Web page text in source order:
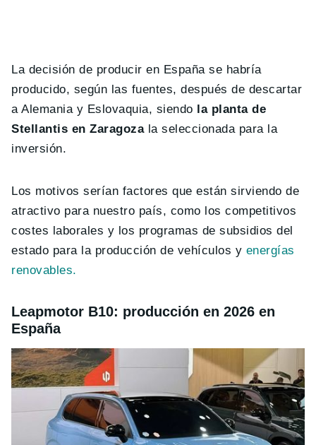
La decisión de producir en España se habría
producido, según las fuentes, después de descartar
a Alemania y Eslovaquia, siendo la planta de
Stellantis en Zaragozala seleccionada para la
inversión.
Los motivos serían factores que están sirviendo de
atractivo para nuestro país, como los competitivos
costes laborales y los programas de subsidios del
estado para la producción de vehículos y energías
renovables.
Leapmotor B10: producción en 2026 en
España